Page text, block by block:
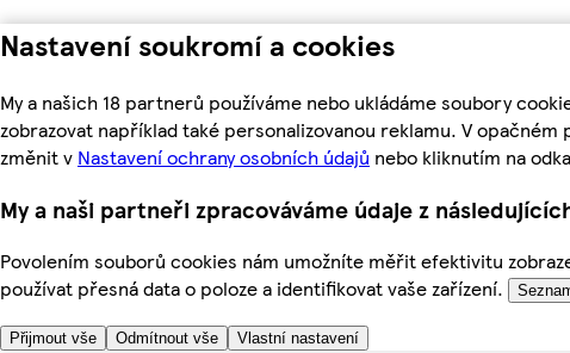
Nastavení soukromí a cookies
My a našich 18 partnerů používáme nebo ukládáme soubory
zobrazovat například také personalizovanou reklamu. V
změnit v Nastavení ochrany osobních údajů nebo kliknutím na
My a naši partneři zpracováváme údaje z
Povolením souborů cookies nám umožníte měřit efektivitu
používat přesná data o poloze a identifikovat vaše zařízení.
Přijmout vše Odmítnout vše Vlastní nastavení